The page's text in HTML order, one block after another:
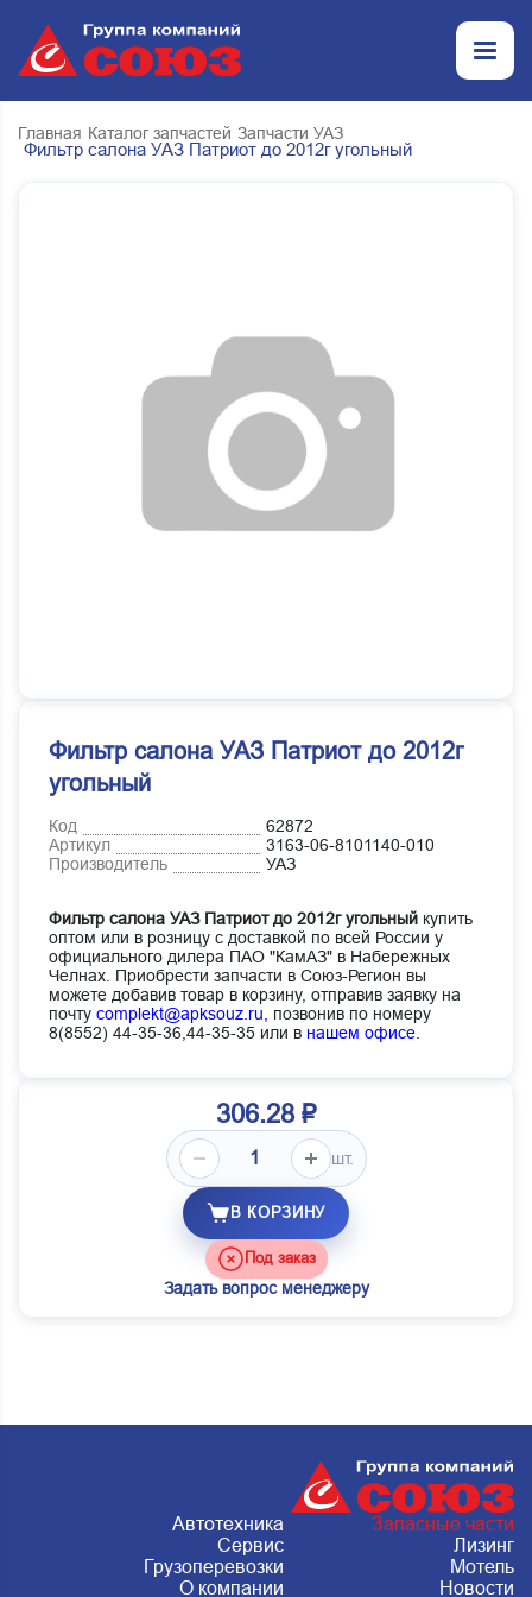
Главная Каталог запчастей Запчасти УАЗ
Фильтр салона УАЗ Патриот до 2012г угольный
Фильтр салона УАЗ Патриот до 2012г
угольный
Код
62872
Артикул
3163-06-8101140-010
Производитель
УАЗ
Фильтр салона УАЗ Патриот до 2012г угольный купить
оптом или в розницу с доставкой по всей России у
официального дилера ПАО "КамАЗ" в Набережных
Челнах. Приобрести запчасти в Союз-Регион вы
можете добавив товар в корзину, отправив заявку на
почту complekt@apksouz.ru,
позвонив по номеру
8(8552) 44-35-36,44-35-35 или в нашем офисе
306.28 ₽
шт.
В КОРЗИНУ
Под заказ
Задать вопрос менеджеру
Автотехника
Запасные части
Сервис
Лизинг
Грузоперевозки
Мотель
О компании
Новости